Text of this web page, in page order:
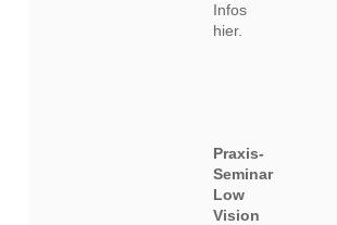
Infos
hier.
Praxis-
Seminar
Low
Vision